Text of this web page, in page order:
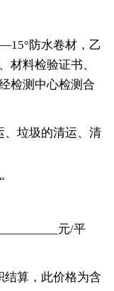
防水卷材，乙
材料检验证书、
检测中心检测合
、垃圾的清运、清
元/平
结算，此价格为含